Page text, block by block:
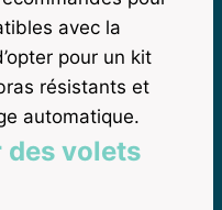
avec la
pour un kit
résistants et
automatique.
volets